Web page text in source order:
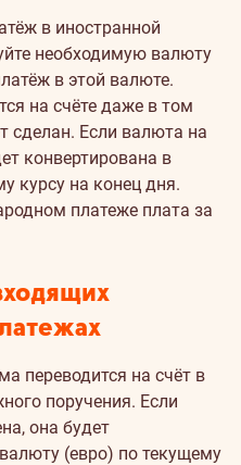
в иностранной
необходимую валюту
в этой валюте.
на счёте даже в том
сделан. Если валюта на
конвертирована в
курсу на конец дня.
платеже плата за
переводится на счёт в
поручения. Если
она будет
(евро) по текущему